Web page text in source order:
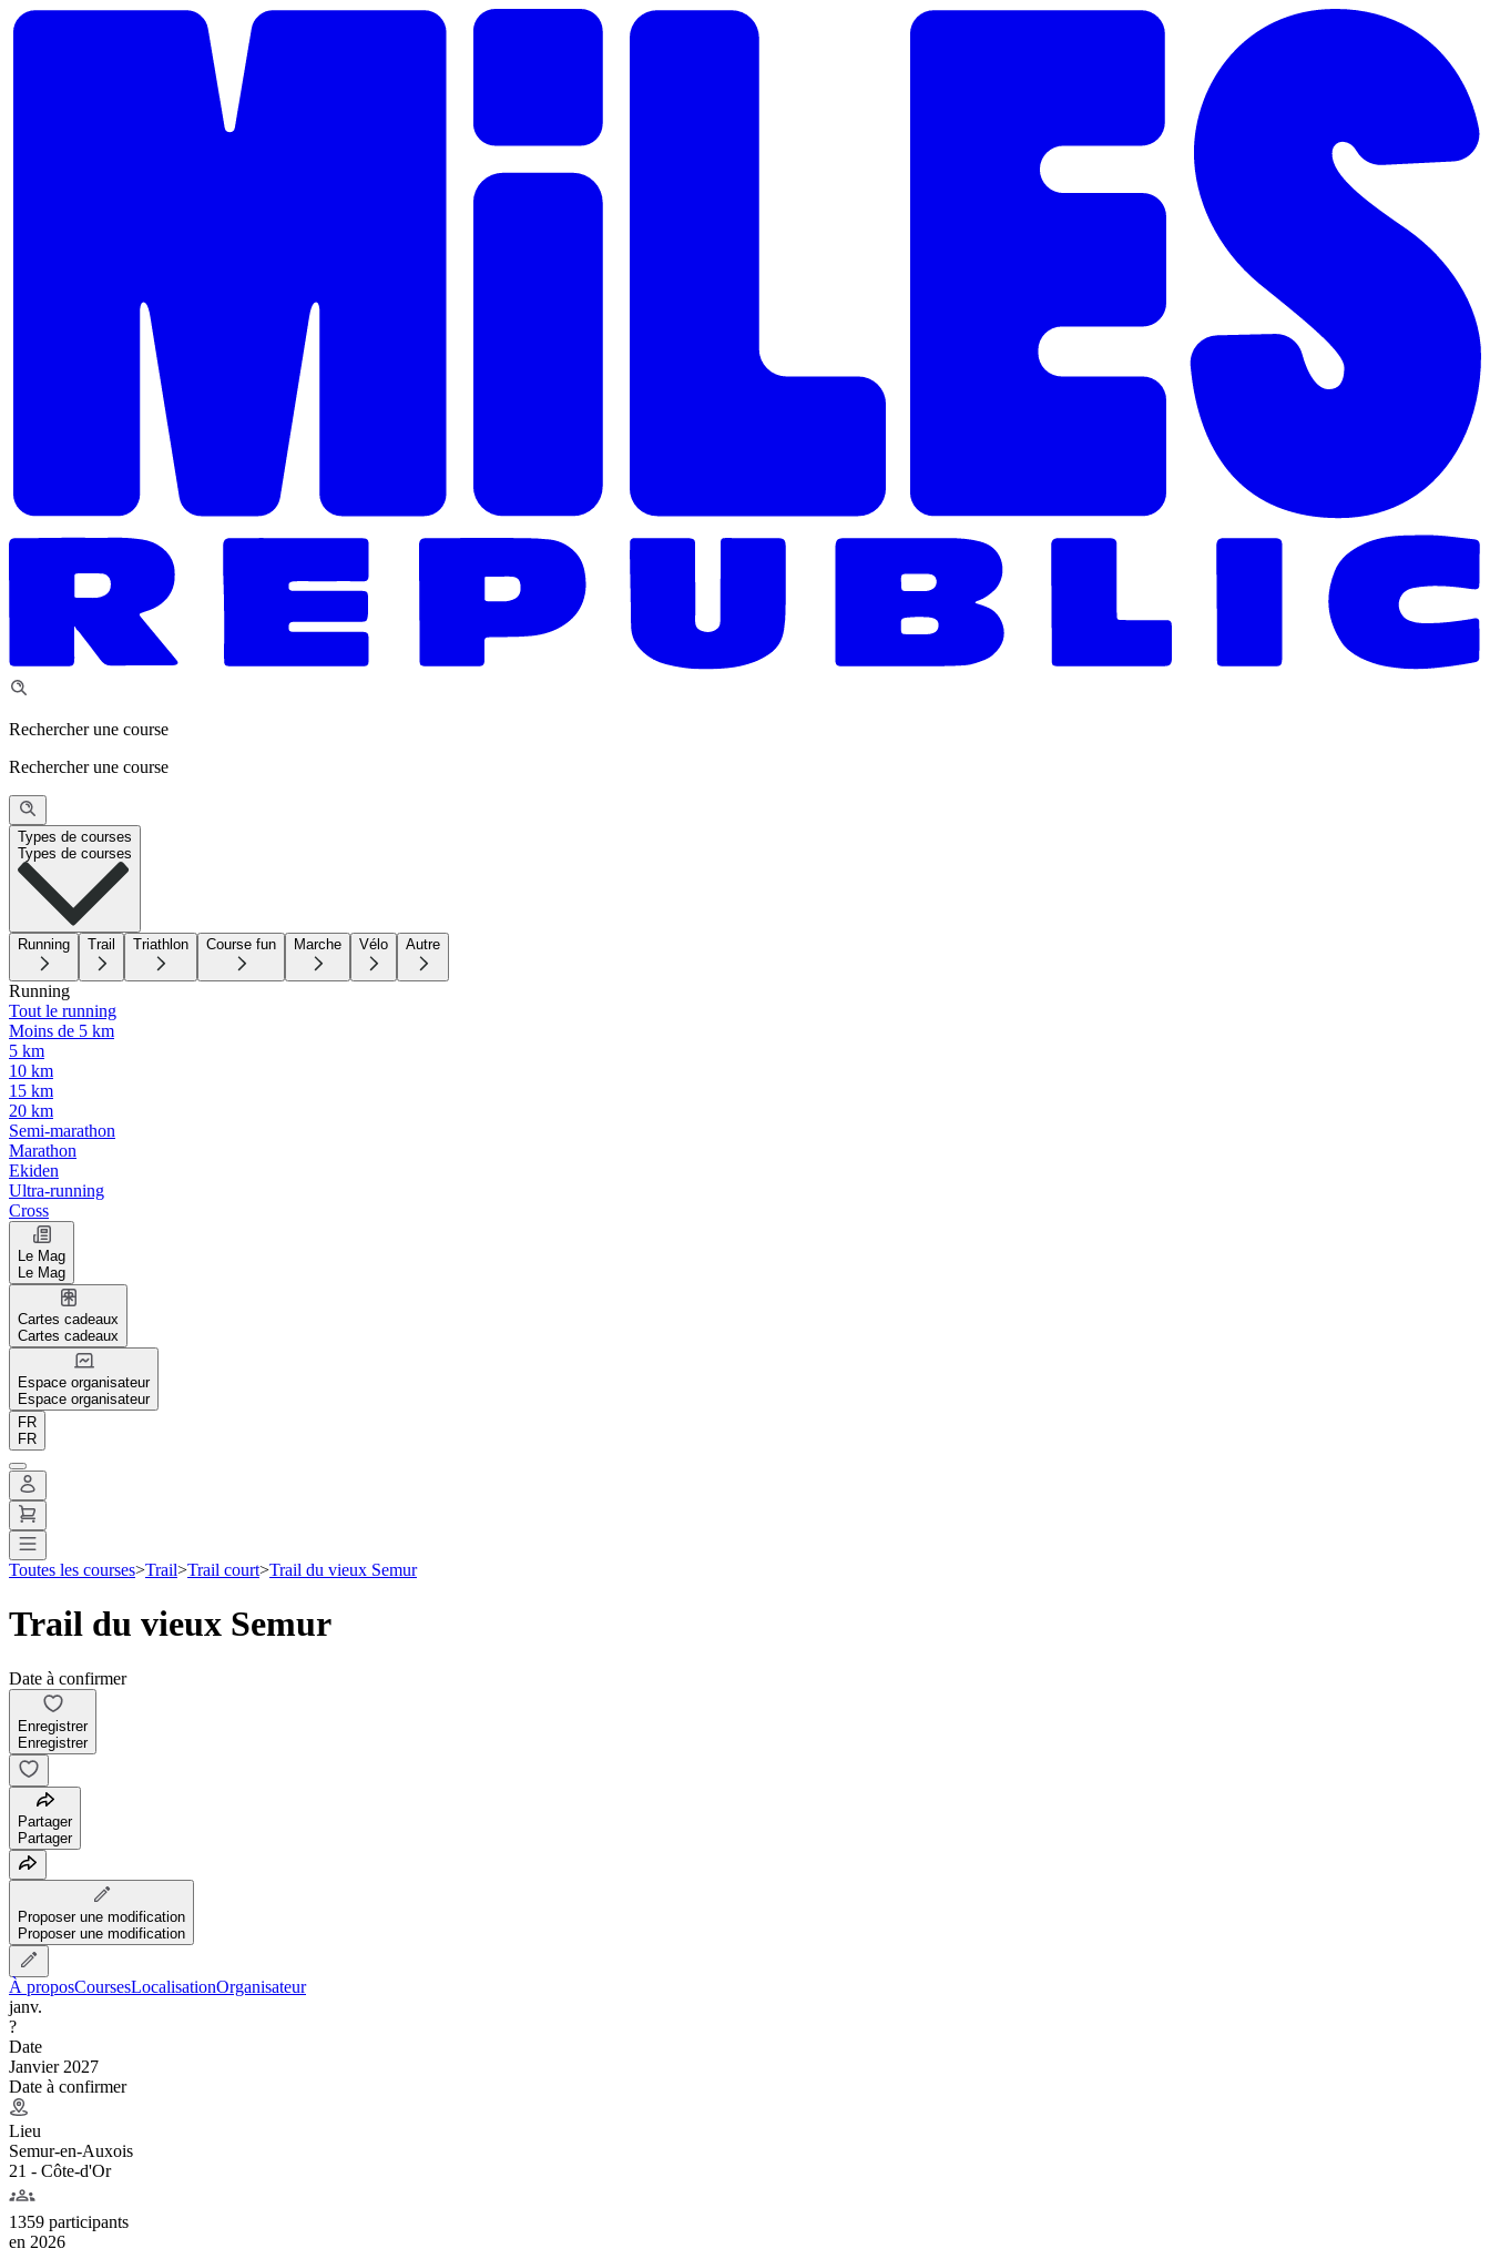
Rechercher une course
Rechercher une course
Types de courses
Types de courses
Running Trail Triathlon Course fun Marche Vélo Autre
Running
Tout le running
Moins de 5 km
5 km
10 km
15 km
20 km
Semi-marathon
Marathon
Ekiden
Ultra-running
Cross
Le Mag
Le Mag
Cartes cadeaux
Cartes cadeaux
Espace organisateur
Espace organisateur
FR
FR
Toutes les courses>Trail>Trail court>Trail du vieux Semur
Trail du vieux Semur
Date à confirmer
Enregistrer
Enregistrer
Partager
Partager
Proposer une modification
Proposer une modification
À proposCoursesLocalisationOrganisateur
janv.
?
Date
Janvier 2027
Date à confirmer
Lieu
Semur-en-Auxois
21 - Côte-d'Or
1359 participants
en 2026